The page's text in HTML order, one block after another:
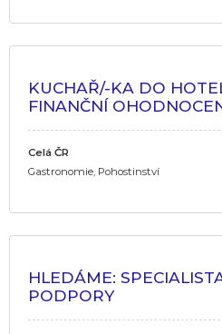
KUCHAŘ/-KA DO
FINANČNÍ
Celá ČR
Gastronomie, Pohostinství
HLEDÁME:
PODPORY